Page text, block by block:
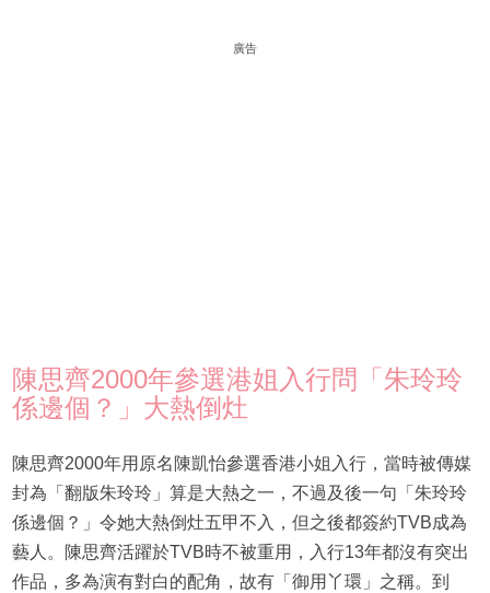
廣告
陳思齊2000年參選港姐入行問「朱玲玲
係邊個？」大熱倒灶
陳思齊2000年用原名陳凱怡參選香港小姐入行，當時被傳媒
封為「翻版朱玲玲」算是大熱之一，不過及後一句「朱玲玲
係邊個？」令她大熱倒灶五甲不入，但之後都簽約TVB成為
藝人。陳思齊活躍於TVB時不被重用，入行13年都沒有突出
作品，多為演有對白的配角，故有「御用丫環」之稱。到